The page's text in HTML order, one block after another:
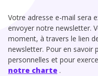
Votre adresse e-mail sera
envoyer notre newsletter.
moment, à travers le lien
newsletter. Pour en savoir
personnelles et pour
notre charte .